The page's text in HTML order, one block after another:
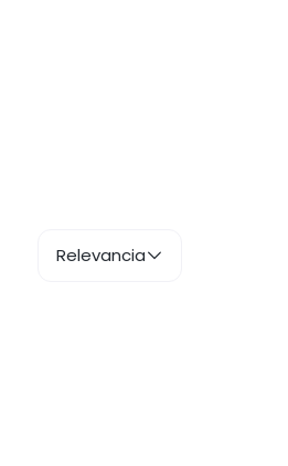
Relevancia